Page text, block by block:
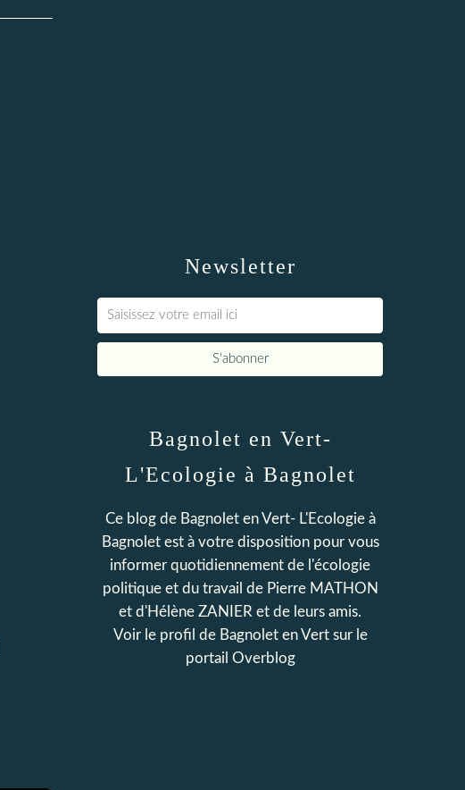
Newsletter
Bagnolet en Vert-
L'Ecologie à Bagnolet
Ce blog de Bagnolet en Vert- L'Ecologie à
Bagnolet est à votre disposition pour vous
informer quotidiennement de l'écologie
politique et du travail de Pierre MATHON
et d'Hélène ZANIER et de leurs amis.
Voir le profil de Bagnolet en Vertsur le
portail Overblog